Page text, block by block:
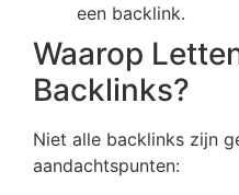
een backlink.
Waarop
Backlinks?
Niet alle backlinks zijn
aandachtspunten: